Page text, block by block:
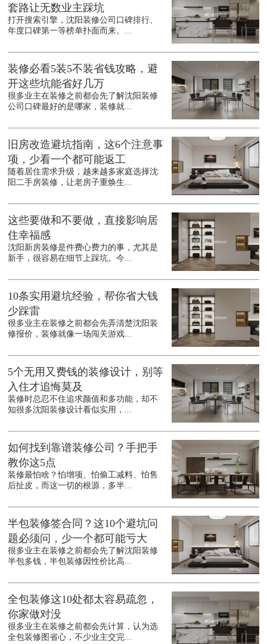
套路让无数业主踩坑
打开搜索引擎，沈阳装修公司口碑排行、
年度口碑第一等榜单扑面而来。...
装修必看5装5不装省钱攻略，避
开这些坑能省好几万
很多业主在装修之前都会先了解沈阳装修
公司口碑最好的是哪家，装修就...
旧房改造避坑指南，这6个注意事
项，少看一个都可能返工
随着居住需求升级，越来越多家庭选择沈
阳二手房装修，让老房子重焕生...
这些要做和不要做，直接影响居
住幸福感
沈阳新房装修是件费心费力的事，尤其是
新手，很容易在细节上踩坑。今...
10条实用避坑经验，帮你省大钱
少踩雷
很多业主在装修之前都会先弄清楚沈阳装
修报价，装修就像一场闯关游戏...
5个无用又费钱的装修设计，别等
入住才追悔莫及
装修时总忍不住追求颜值和多功能，却不
知很多沈阳装修设计看似实用，...
如何找到靠谱装修公司？手把手
教你这5点
装修最怕啥？怕增项、怕偷工减料、怕售
后扯皮，而这一切的根源，多半...
半包装修签合同？这10个避坑问
题必须问，少一个都可能亏大
很多业主在装修之前都会先了解沈阳装修
半包多钱，半包装修因性价比高...
全包装修这10处都太容易疏忽，
你家做对没
很多业主在装修之前都会先计算，认为选
全包装修图省心，不少业主交完...